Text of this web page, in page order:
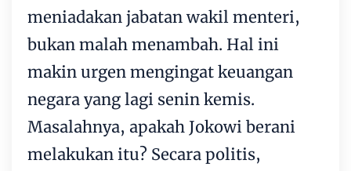
meniadakan jabatan wakil menteri,
bukan malah menambah. Hal ini
makin urgen mengingat keuangan
negara yang lagi senin kemis.
Masalahnya, apakah Jokowi berani
melakukan itu? Secara politis,